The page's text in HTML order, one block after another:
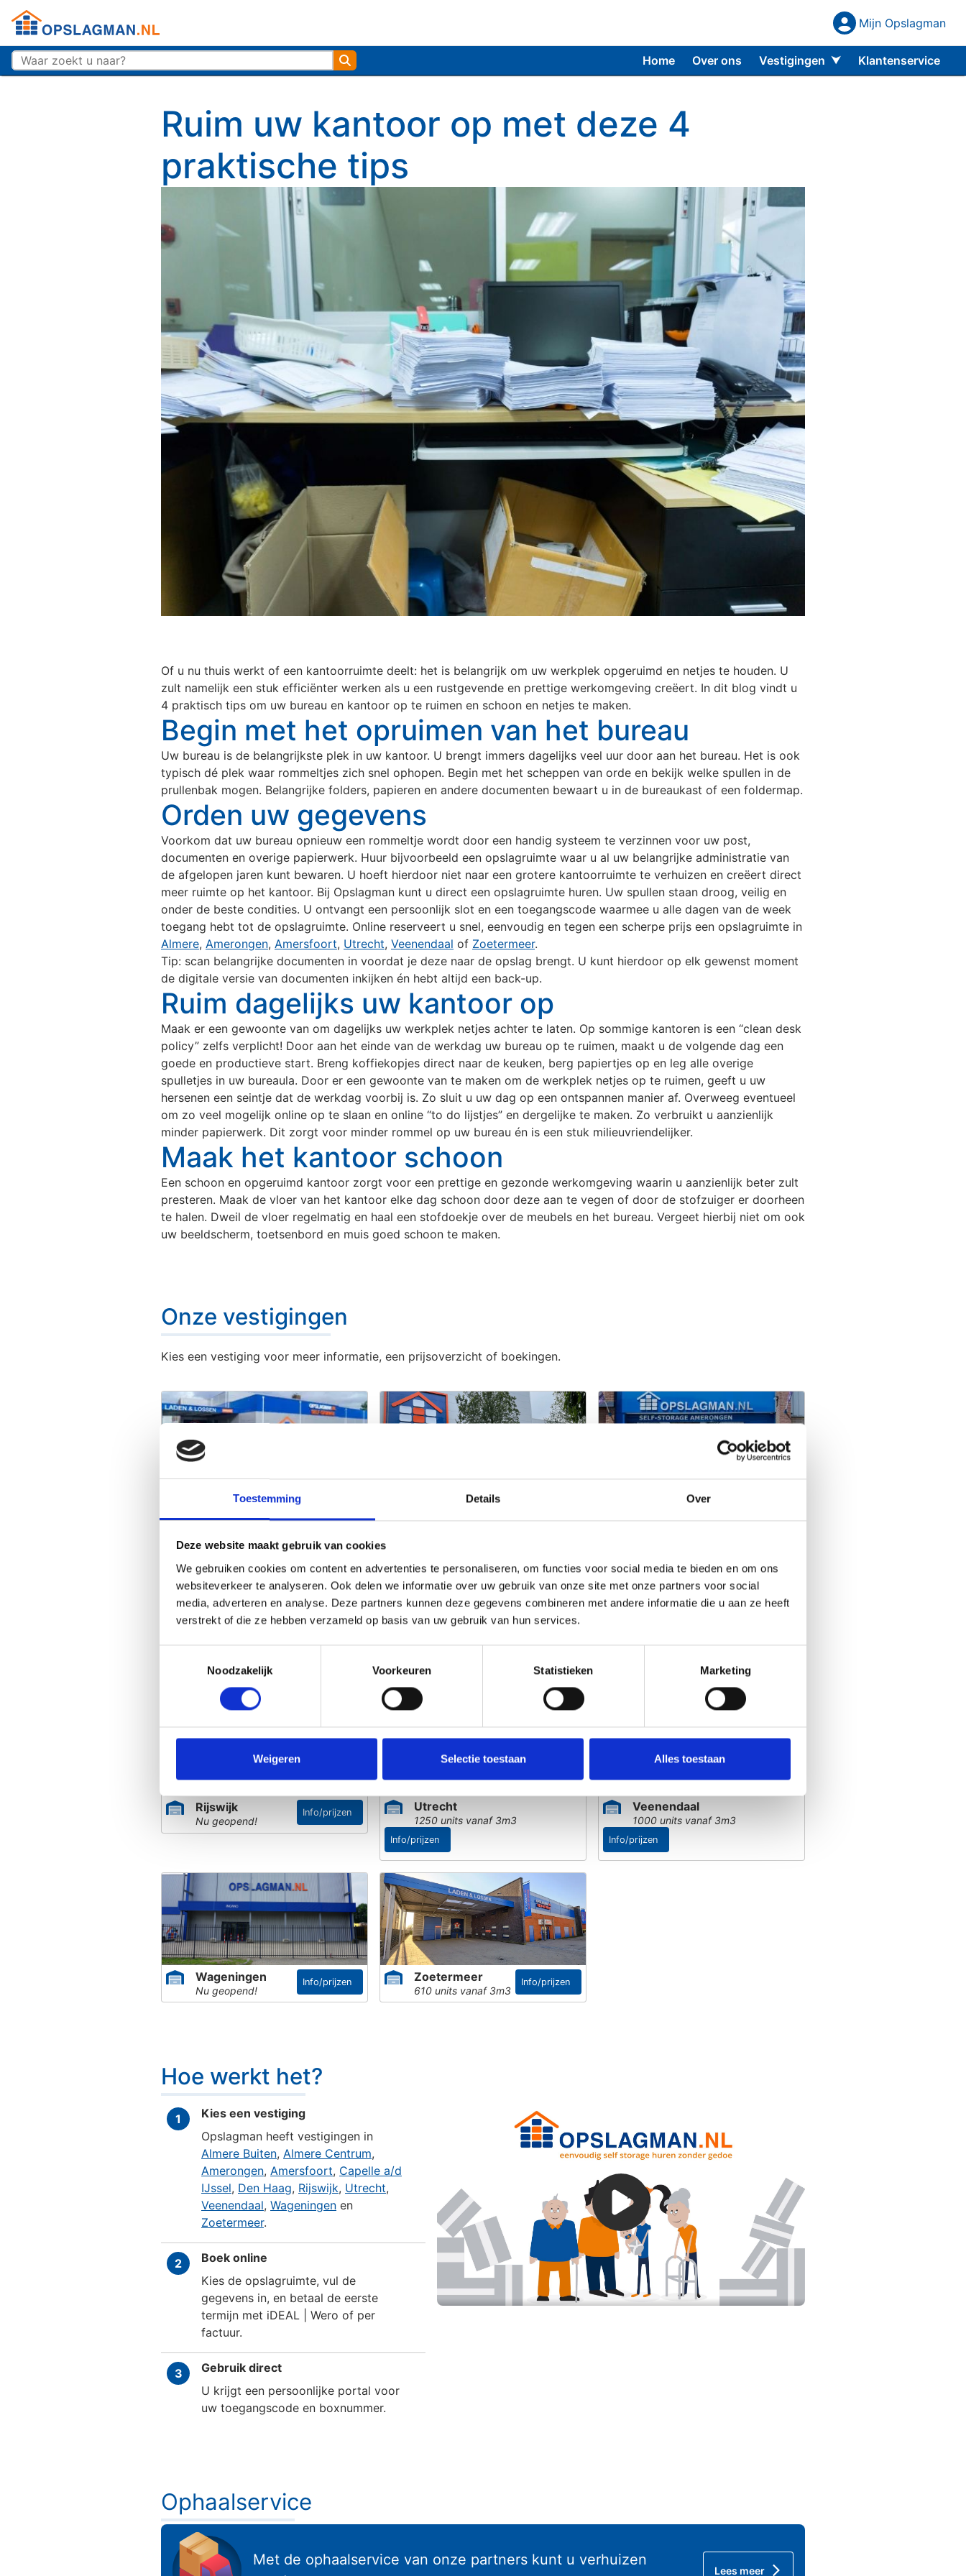
Toestemming Details Over
Deze website maakt gebruik van cookies
We gebruiken cookies om content en advertenties te personaliseren, om functies voor social media te bieden en om ons
websiteverkeer te analyseren. Ook delen we informatie over uw gebruik van onze site met onze partners voor social
media, adverteren en analyse. Deze partners kunnen deze gegevens combineren met andere informatie die u aan ze heeft
verstrekt of die ze hebben verzameld op basis van uw gebruik van hun services.
Noodzakelijk
Voorkeuren Statistieken Marketing
Weigeren Selectie toestaan Alles toestaan
Opslagman logo
Mijn Opslagman
Mijn
Zoek
Home Over ons Vestigingen
Amersfoort
Capelle aan den IJssel
Den Haag
Rijswijk
Utrecht
Veenendaal
Wageningen
Zoetermeer
Klantenservice
Top
Ruim uw kantoor op met deze 4
praktische tips
Of u nu thuis werkt of een kantoorruimte deelt: het is belangrijk om uw werkplek opgeruimd en netjes te houden. U
zult namelijk een stuk efficiënter werken als u een rustgevende en prettige werkomgeving creëert. In dit blog vindt u
4 praktisch tips om uw bureau en kantoor op te ruimen en schoon en netjes te maken.
Begin met het opruimen van het bureau
Uw bureau is de belangrijkste plek in uw kantoor. U brengt immers dagelijks veel uur door aan het bureau. Het is ook
typisch dé plek waar rommeltjes zich snel ophopen. Begin met het scheppen van orde en bekijk welke spullen in de
prullenbak mogen. Belangrijke folders, papieren en andere documenten bewaart u in de bureaukast of een foldermap.
Orden uw gegevens
Voorkom dat uw bureau opnieuw een rommeltje wordt door een handig systeem te verzinnen voor uw post,
documenten en overige papierwerk. Huur bijvoorbeeld een opslagruimte waar u al uw belangrijke administratie van
de afgelopen jaren kunt bewaren. U hoeft hierdoor niet naar een grotere kantoorruimte te verhuizen en creëert direct
meer ruimte op het kantoor. Bij Opslagman kunt u direct een opslagruimte huren. Uw spullen staan droog, veilig en
onder de beste condities. U ontvangt een persoonlijk slot en een toegangscode waarmee u alle dagen van de week
toegang hebt tot de opslagruimte. Online reserveert u snel, eenvoudig en tegen een scherpe prijs een opslagruimte in
Almere, Amerongen, Amersfoort, Utrecht, Veenendaal of Zoetermeer.
Tip: scan belangrijke documenten in voordat je deze naar de opslag brengt. U kunt hierdoor op elk gewenst moment
de digitale versie van documenten inkijken én hebt altijd een back-up.
Ruim dagelijks uw kantoor op
Maak er een gewoonte van om dagelijks uw werkplek netjes achter te laten. Op sommige kantoren is een “clean desk
policy” zelfs verplicht! Door aan het einde van de werkdag uw bureau op te ruimen, maakt u de volgende dag een
goede en productieve start. Breng koffiekopjes direct naar de keuken, berg papiertjes op en leg alle overige
spulletjes in uw bureaula. Door er een gewoonte van te maken om de werkplek netjes op te ruimen, geeft u uw
hersenen een seintje dat de werkdag voorbij is. Zo sluit u uw dag op een ontspannen manier af. Overweeg eventueel
om zo veel mogelijk online op te slaan en online “to do lijstjes” en dergelijke te maken. Zo verbruikt u aanzienlijk
minder papierwerk. Dit zorgt voor minder rommel op uw bureau én is een stuk milieuvriendelijker.
Maak het kantoor schoon
Een schoon en opgeruimd kantoor zorgt voor een prettige en gezonde werkomgeving waarin u aanzienlijk beter zult
presteren. Maak de vloer van het kantoor elke dag schoon door deze aan te vegen of door de stofzuiger er doorheen
te halen. Dweil de vloer regelmatig en haal een stofdoekje over de meubels en het bureau. Vergeet hierbij niet om ook
uw beeldscherm, toetsenbord en muis goed schoon te maken.
Onze vestigingen
Onze vestigingen
Kies een vestiging voor meer informatie, een prijsoverzicht of boekingen.
Almere Buiten Almere Centrum Amerongen
Amersfoort
Nu geopend!
Capelle a/d IJssel
Nu geopend!
Info/prijzen
Binnenkort open!
Info/prijzen
Rijswijk
Nu geopend!
Info/prijzen Utrecht
1250 units vanaf 3m3
Info/prijzen
Veenendaal
1000 units vanaf 3m3
Info/prijzen
Wageningen
Nu geopend!
Info/prijzen Zoetermeer
610 units vanaf 3m3
Info/prijzen
Hoe werkt het?
Hoe werkt het?
1
Kies een vestiging
Opslagman heeft vestigingen in
Almere Buiten, Almere Centrum,
Amerongen, Amersfoort, Capelle a/d
IJssel, Den Haag, Rijswijk, Utrecht,
Veenendaal, Wageningen en
Zoetermeer.
2
Boek online
Kies de opslagruimte, vul de
gegevens in, en betaal de eerste
termijn met iDEAL | Wero of per
factuur.
3
Gebruik direct
U krijgt een persoonlijke portal voor
uw toegangscode en boxnummer.
Ophaalservice
Ophaalservice
Met de ophaalservice van onze partners kunt u verhuizen
Lees meer